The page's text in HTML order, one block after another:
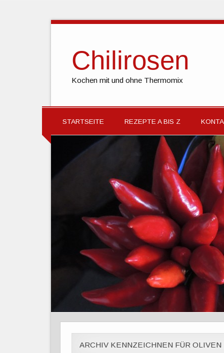
Chilirosen
Kochen mit und ohne Thermomix
STARTSEITE REZEPTE A BIS Z
ARCHIV KENNZEICHNEN FÜR OLIVEN